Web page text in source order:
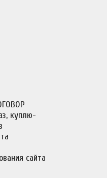
куплю-
сайта